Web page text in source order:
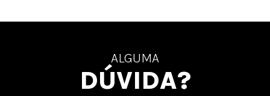
ALGUMA
DÚVIDA?